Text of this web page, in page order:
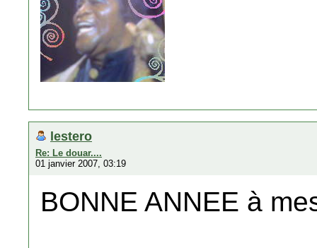
lestero
Re: Le douar....
01 janvier 2007, 03:19
BONNE ANNEE à